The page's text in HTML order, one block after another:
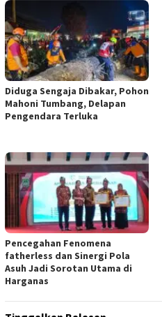
Diduga Sengaja Dibakar, Pohon
Mahoni Tumbang, Delapan
Pengendara Terluka
Pencegahan Fenomena
fatherless dan Sinergi Pola
Asuh Jadi Sorotan Utama di
Harganas